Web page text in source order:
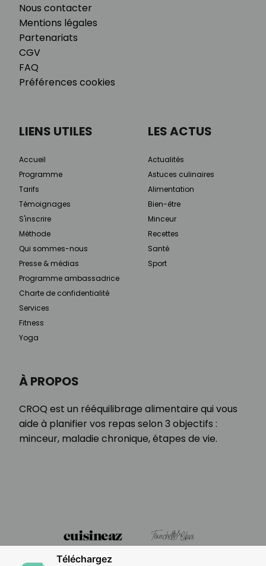
Nous contacter
Mentions légales
Partenariats
CGV
FAQ
Préférences cookies
À PROPOS
CROQ est un rééquilibrage alimentaire qui vous
aide à planifier vos repas selon 3 objectifs :
minceur, maladie chronique, étapes de vie.
LIENS UTILES
Accueil
Programme
Tarifs
Témoignages
S'inscrire
Méthode
Qui sommes-nous
Presse & médias
Programme ambassadrice
Charte de confidentialité
Services
Fitness
Yoga
LES ACTUS
Actualités
Astuces culinaires
Alimentation
Bien-être
Minceur
Recettes
Santé
Sport
Téléchargez